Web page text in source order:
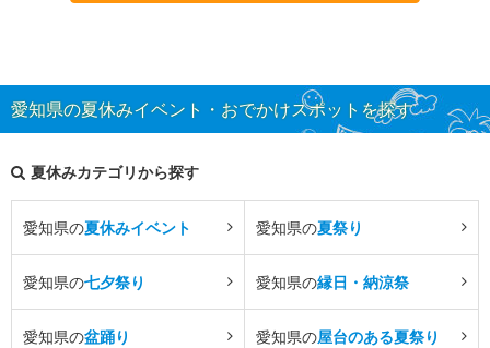
愛知県の夏休みイベント・おでかけスポットを探す
夏休みカテゴリから探す
愛知県の夏休みイベント 愛知県の夏祭り
愛知県の七夕祭り 愛知県の縁日・納涼祭
愛知県の盆踊り 愛知県の屋台のある夏祭り